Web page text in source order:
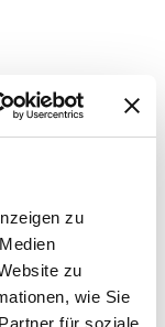
zu
zu
wie Sie
für soziale